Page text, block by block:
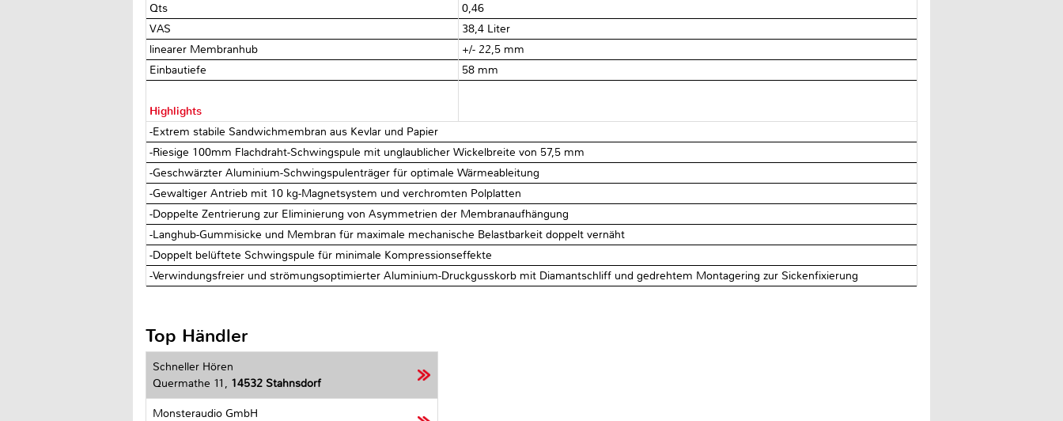
Qts
0,46
VAS
38,4 Liter
linearer Membranhub
+/- 22,5 mm
Einbautiefe
58 mm
Highlights
-Extrem stabile Sandwichmembran aus Kevlar und Papier
-Riesige 100mm Flachdraht-Schwingspule mit unglaublicher Wickelbreite von 57,5 mm
-Geschwärzter Aluminium-Schwingspulenträger für optimale Wärmeableitung
-Gewaltiger Antrieb mit 10 kg-Magnetsystem und verchromten Polplatten
-Doppelte Zentrierung zur Eliminierung von Asymmetrien der Membranaufhängung
-Langhub-Gummisicke und Membran für maximale mechanische Belastbarkeit doppelt vernäht
-Doppelt belüftete Schwingspule für minimale Kompressionseffekte
-Verwindungsfreier und strömungsoptimierter Aluminium-Druckgusskorb mit Diamantschliff und gedrehtem Montagering zur Sickenfixierung
Top Händler
Schneller Hören
Quermathe 11, 14532 Stahnsdorf
Monsteraudio GmbH